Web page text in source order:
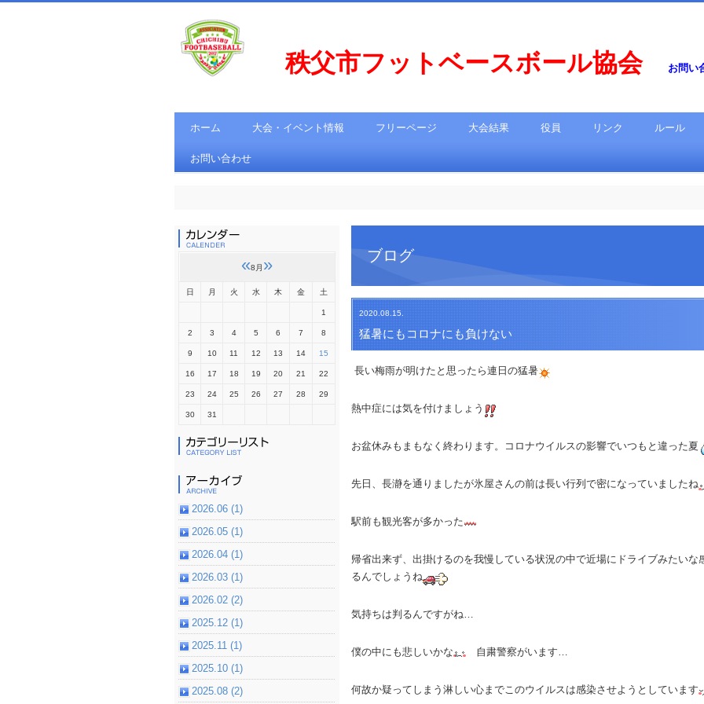
秩父市フットベースボール協会 お問
ホーム 大会・イベント情報 フリーページ 大会結果 役員 リンク ルール
お問い合わせ
ブログ
2020.08.15.
猛暑にもコロナにも負けない
長い梅雨が明けたと思ったら連日の猛暑
熱中症には気を付けましょう
お盆休みもまもなく終わります。コロナウイルスの影響でいつもと違った夏
先日、長瀞を通りましたが氷屋さんの前は長い行列で密になっていましたね
駅前も観光客が多かった
帰省出来ず、出掛けるのを我慢している状況の中で近場にドライブみたいな
るんでしょうね
気持ちは判るんですがね…
僕の中にも悲しいかな 自粛警察がいます…
何故か疑ってしまう淋しい心までこのウイルスは感染させようとしています
«8月 »
日 月 火 水 木 金 土
1
2 3 4 5 6 7 8
9 10 11 12 13 14 15
16 17 18 19 20 21 22
23 24 25 26 27 28 29
30 31
2026.06 (1)
2026.05 (1)
2026.04 (1)
2026.03 (1)
2026.02 (2)
2025.12 (1)
2025.11 (1)
2025.10 (1)
2025.08 (2)